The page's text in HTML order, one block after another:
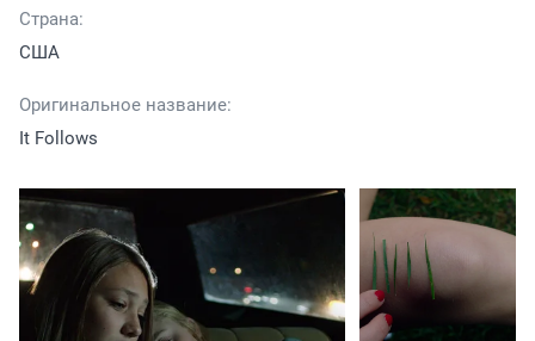
Страна:
США
Оригинальное название:
It Follows